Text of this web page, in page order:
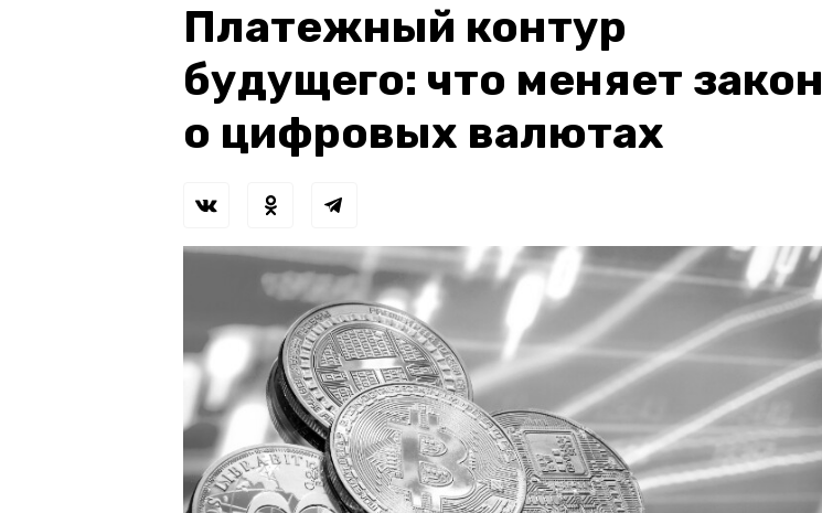
Платежный контур
будущего: что меняет закон
о цифровых валютах